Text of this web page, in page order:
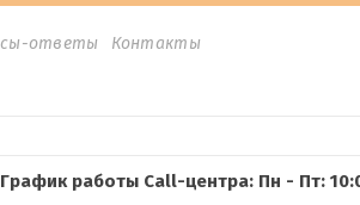
ответы Контакты
График работы Call-центра: Пн - Пт: